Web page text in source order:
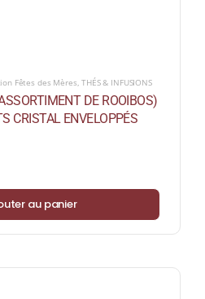
Fêtes des Mères,THÉS & INFUSIONS
DE ROOIBOS)
CRISTAL ENVELOPPÉS
au panier